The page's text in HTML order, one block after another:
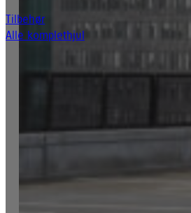
Tilbehør
Alle komplethjul